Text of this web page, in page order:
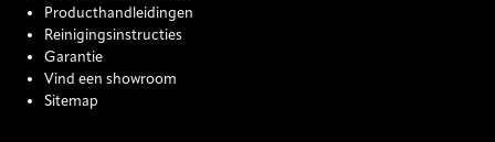
Producthandleidingen
Reinigingsinstructies
Garantie
Vind een showroom
Sitemap